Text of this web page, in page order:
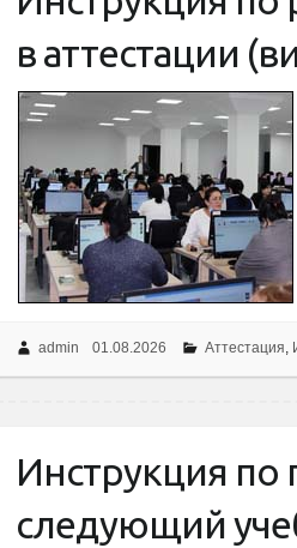
в аттестации
admin 01.08.2026 Аттестация,
Инструкция по
следующий